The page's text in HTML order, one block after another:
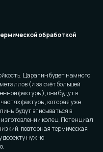
обработкой
Царапин будет намного
(и за счёт большей
фактуры), они будут в
фактуры, которая уже
будут вписываться в
колец. Потенциал
повторная термическая
дефекту нужно